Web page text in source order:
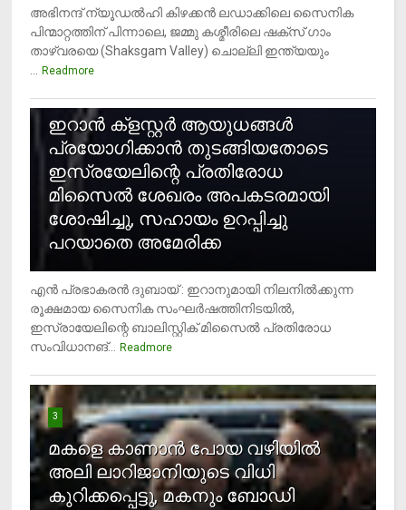
അഭിനന്ദ് ന്യൂഡൽഹി കിഴക്കൻ ലഡാക്കിലെ സൈനിക
പിന്മാറ്റത്തിന് പിന്നാലെ, ജമ്മു കശ്മീരിലെ ഷക്സ് ​ഗാം
താഴ്‌വരയെ (Shaksgam Valley) ചൊല്ലി ഇന്ത്യയും
Readmore
ഇറാന്‍ ക്‌ളസ്റ്റര്‍ ആയുധങ്ങള്‍
പ്രയോഗിക്കാന്‍ തുടങ്ങിയതോടെ
ഇസ്രയേലിന്റെ പ്രതിരോധ
മിസൈല്‍ ശേഖരം അപകടരമായി
ശോഷിച്ചു, സഹായം ഉറപ്പിച്ചു
പറയാതെ അമേരിക്ക
എന്‍ പ്രഭാകരന്‍ ദുബായ് : ഇറാനുമായി നിലനില്‍ക്കുന്ന
രൂക്ഷമായ സൈനിക സംഘര്‍ഷത്തിനിടയില്‍,
ഇസ്രായേലിന്റെ ബാലിസ്റ്റിക് മിസൈല്‍ പ്രതിരോധ
സംവിധാനങ്...
Readmore
3
മകളെ കാണാന്‍ പോയ വഴിയില്‍
അലി ലാറിജാനിയുടെ വിധി
കുറിക്കപ്പെട്ടു, മകനും ബോഡി